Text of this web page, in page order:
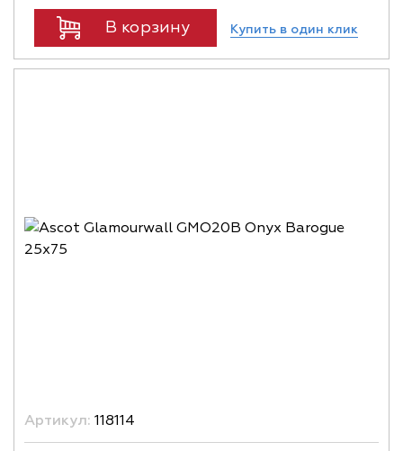
В корзину Купить в один клик
Артикул: 118114